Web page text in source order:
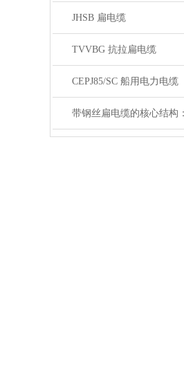
JHSB 扁电缆
TVVBG 抗拉扁电缆
CEPJ85/SC 船用电力电缆